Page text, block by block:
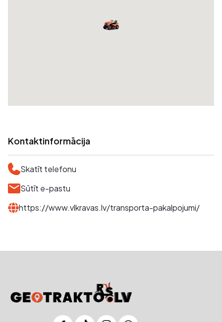
Kontaktinformācija
Skatīt telefonu
Sūtīt e-pastu
https://www.vlkravas.lv/transporta-pakalpojumi/